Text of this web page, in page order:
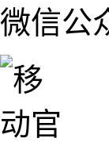
微信公